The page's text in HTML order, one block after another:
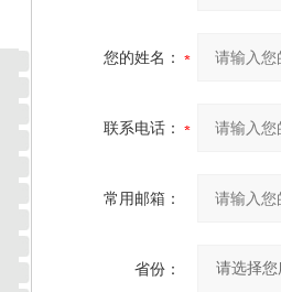
您的姓名：
联系电话：
常用邮箱：
省份：